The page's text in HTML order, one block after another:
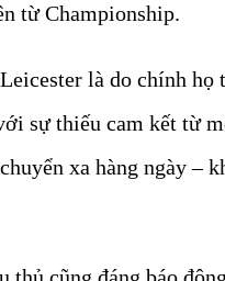
từ Championship.
là do chính
sự thiếu cam kết từ
xa hàng ngày –